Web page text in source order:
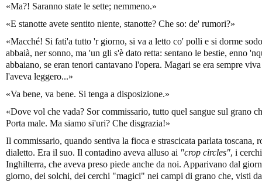
«Ma?! Saranno state le sette; nemmeno.»
«E stanotte avete sentito niente, stanotte? Che so: de' rumori?»
«Macché! Si fati'a tutto 'r giorno, si va a letto co' polli e si dorme
abbaià, ner sonno, ma 'un gli s'è dato retta: sentano le bestie, enno
abbaiano, se eran tenori cantavano l'opera. Magari se era sempre
l'aveva leggero...»
«Va bene, va bene. Si tenga a disposizione.»
«Dove vol che vada? Sor commissario, tutto quel sangue sul grano
Porta male. Ma siamo si'uri? Che disgrazia!»
Il commissario, quando sentiva la fioca e strascicata parlata toscana,
dialetto. Era il suo. Il contadino aveva alluso ai "crop circles", i
Inghilterra, che aveva preso piede anche da noi. Apparivano dal
giorno, dei solchi, dei cerchi "magici" nei campi di grano che, visti